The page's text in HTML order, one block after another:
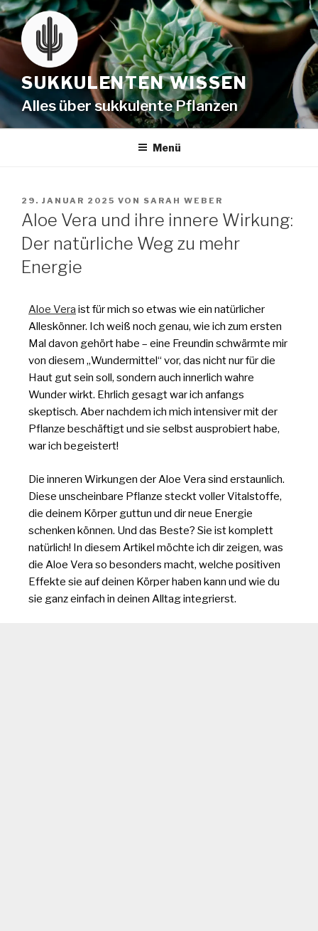
SUKKULENTEN WISSEN
Alles über sukkulente Pflanzen
Menü
29. JANUAR 2025 VON SARAH WEBER
Aloe Vera und ihre innere Wirkung:
Der natürliche Weg zu mehr
Energie
Aloe Vera ist für mich so etwas wie ein natürlicher
Alleskönner. Ich weiß noch genau, wie ich zum ersten
Mal davon gehört habe – eine Freundin schwärmte mir
von diesem „Wundermittel“ vor, das nicht nur für die
Haut gut sein soll, sondern auch innerlich wahre
Wunder wirkt. Ehrlich gesagt war ich anfangs
skeptisch. Aber nachdem ich mich intensiver mit der
Pflanze beschäftigt und sie selbst ausprobiert habe,
war ich begeistert!
Die inneren Wirkungen der Aloe Vera sind erstaunlich.
Diese unscheinbare Pflanze steckt voller Vitalstoffe,
die deinem Körper guttun und dir neue Energie
schenken können. Und das Beste? Sie ist komplett
natürlich! In diesem Artikel möchte ich dir zeigen, was
die Aloe Vera so besonders macht, welche positiven
Effekte sie auf deinen Körper haben kann und wie du
sie ganz einfach in deinen Alltag integrierst.